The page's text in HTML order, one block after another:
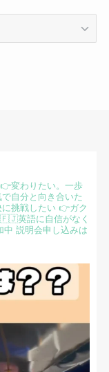
👉変わりたい。一歩
自分と向き合いた
挑戦したい👉ガク
英語に自信がなく
中 説明会申し込みは